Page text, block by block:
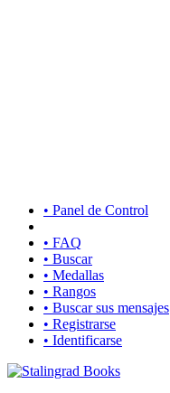
• Panel de Control
• FAQ
• Buscar
• Medallas
• Rangos
• Buscar sus mensajes
• Registrarse
• Identificarse